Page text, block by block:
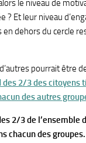
le niveau de
? Et leur niveau
dehors du cercle
pourrait être
des 2/3 des citoyens
des autres
2/3 de l’ensemble
chacun des groupes.